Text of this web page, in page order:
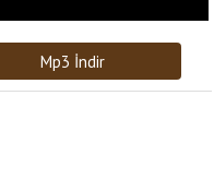
Mp3 İndir